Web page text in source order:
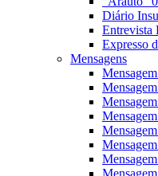
Diário
Entrevista
Expresso
Mensagens